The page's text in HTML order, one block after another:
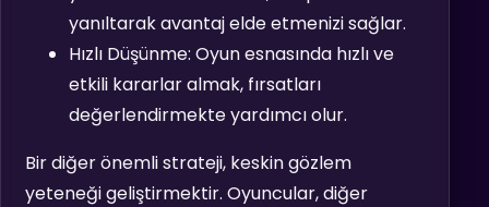
yanıltarak avantaj elde etmenizi sağlar.
Hızlı Düşünme: Oyun esnasında hızlı ve
etkili kararlar almak, fırsatları
değerlendirmekte yardımcı olur.
Bir diğer önemli strateji, keskin gözlem
yeteneği geliştirmektir. Oyuncular, diğer